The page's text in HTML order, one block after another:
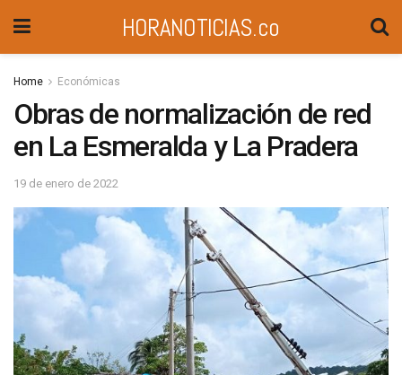
HORANOTICIAS.co
Home Económicas
Obras de normalización de red
en La Esmeralda y La Pradera
19 de enero de 2022